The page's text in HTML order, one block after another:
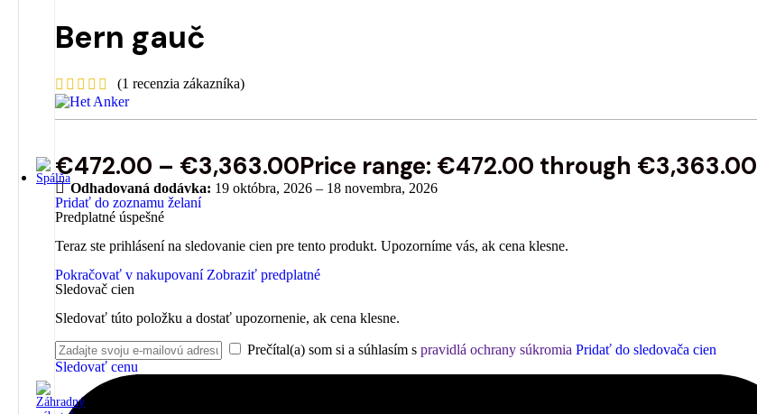
Bern gauč
(1 recenzia zákazníka)
€472.00 – €3,363.00Price range: €472.00 through €3,363.00
Odhadovaná dodávka: 19 októbra, 2026 – 18 novembra, 2026
Pridať do zoznamu želaní
Predplatné úspešné
Teraz ste prihlásení na sledovanie cien pre tento produkt. Upozorníme vás, ak cena klesne.
Pokračovať v nakupovaní Zobraziť predplatné
Sledovač cien
Sledovať túto položku a dostať upozornenie, ak cena klesne.
Prečítal(a) som si a súhlasím s pravidlá ochrany súkromia Pridať do sledovača cien
Sledovať cenu